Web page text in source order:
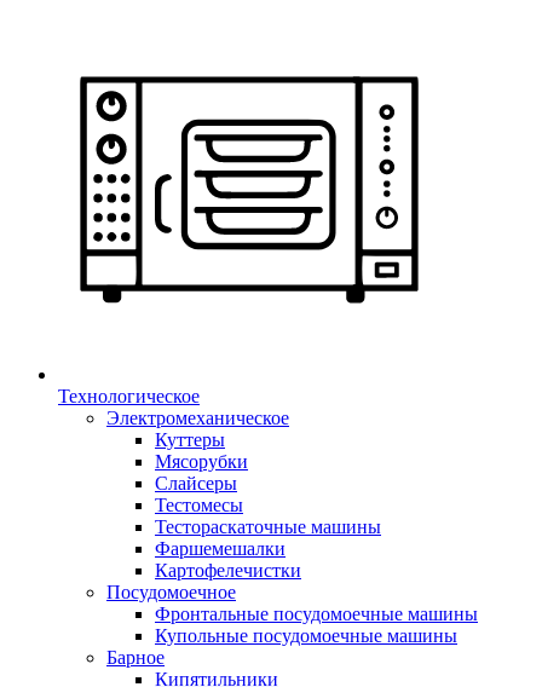
Технологическое
Электромеханическое
Куттеры
Мясорубки
Слайсеры
Тестомесы
Тестораскаточные машины
Фаршемешалки
Картофелечистки
Посудомоечное
Фронтальные посудомоечные машины
Купольные посудомоечные машины
Барное
Кипятильники